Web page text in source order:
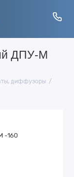
ДПУ-М
диффузоры